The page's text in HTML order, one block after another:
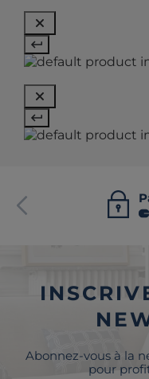
Abonnez-vous à la
pour